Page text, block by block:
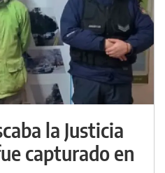
la Justicia
capturado en